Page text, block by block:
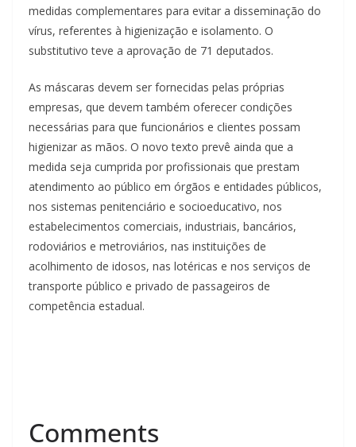
medidas complementares para evitar a disseminação do
vírus, referentes à higienização e isolamento. O
substitutivo teve a aprovação de 71 deputados.
As máscaras devem ser fornecidas pelas próprias
empresas, que devem também oferecer condições
necessárias para que funcionários e clientes possam
higienizar as mãos. O novo texto prevê ainda que a
medida seja cumprida por profissionais que prestam
atendimento ao público em órgãos e entidades públicos,
nos sistemas penitenciário e socioeducativo, nos
estabelecimentos comerciais, industriais, bancários,
rodoviários e metroviários, nas instituições de
acolhimento de idosos, nas lotéricas e nos serviços de
transporte público e privado de passageiros de
competência estadual.
Comments